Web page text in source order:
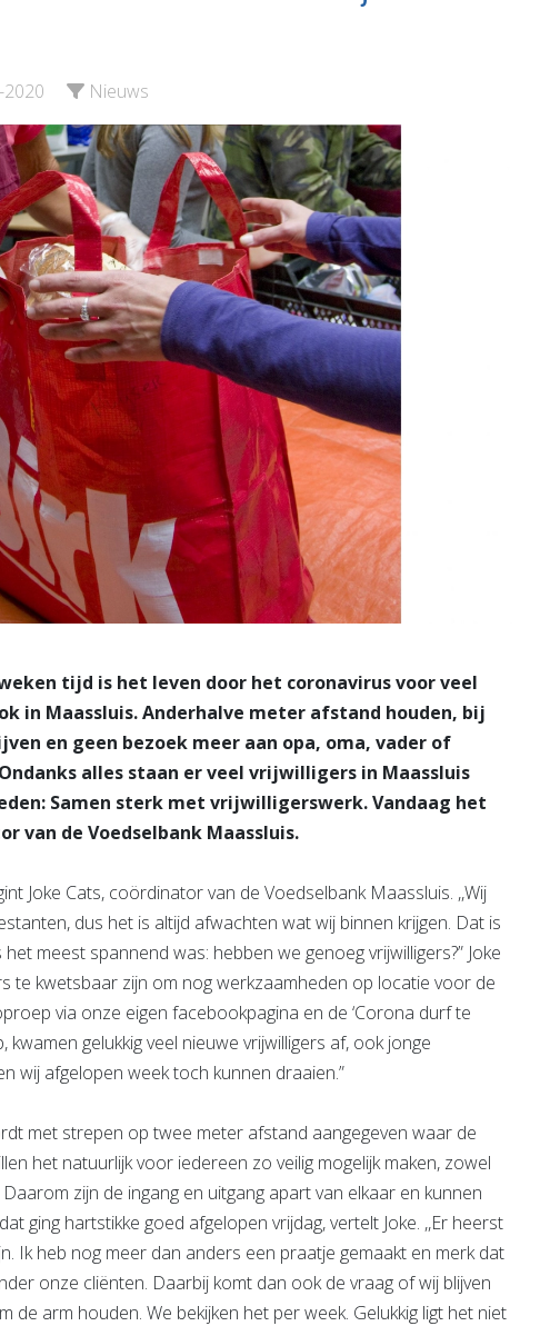
Nieuws
tijd is het leven door het coronavirus voor veel
in Maassluis. Anderhalve meter afstand houden, bij
en geen bezoek meer aan opa, oma, vader of
alles staan er veel vrijwilligers in Maassluis
Samen sterk met vrijwilligerswerk. Vandaag het
van de Voedselbank Maassluis.
Joke Cats, coördinator van de Voedselbank Maassluis. ,,Wij
dus het is altijd afwachten wat wij binnen krijgen. Dat is
meest spannend was: hebben we genoeg vrijwilligers?” Joke
te kwetsbaar zijn om nog werkzaamheden op locatie voor de
via onze eigen facebookpagina en de ‘Corona durf te
kwamen gelukkig veel nieuwe vrijwilligers af, ook jonge
wij afgelopen week toch kunnen draaien.”
met strepen op twee meter afstand aangegeven waar de
het natuurlijk voor iedereen zo veilig mogelijk maken, zowel
zijn de ingang en uitgang apart van elkaar en kunnen
ging hartstikke goed afgelopen vrijdag, vertelt Joke. ,,Er heerst
Ik heb nog meer dan anders een praatje gemaakt en merk dat
onze cliënten. Daarbij komt dan ook de vraag of wij blijven
de arm houden. We bekijken het per week. Gelukkig ligt het niet